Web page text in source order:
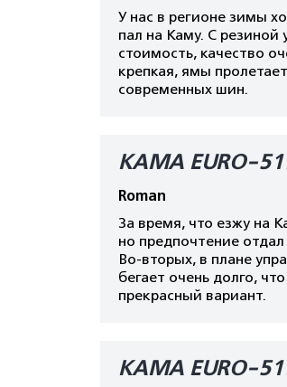
У нас в регионе зимы
пал на Каму. С
стоимость, качество
крепкая, ямы
современных шин.
КАМА EURO-
Roman
За время, что езжу на
но предпочтение
Во-вторых, в плане
бегает очень долго,
прекрасный вариант.
КАМА EURO-